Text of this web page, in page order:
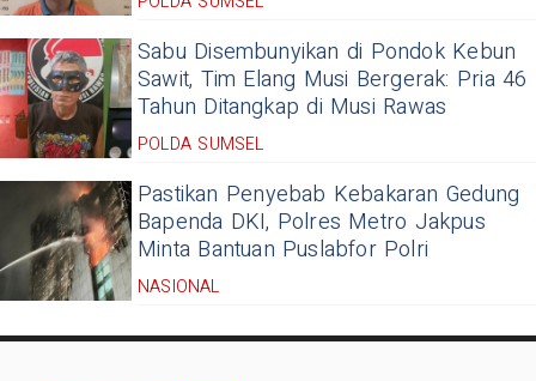
Sabu Disembunyikan di Pondok Kebun
Sawit, Tim Elang Musi Bergerak: Pria 46
Tahun Ditangkap di Musi Rawas
POLDA SUMSEL
Pastikan Penyebab Kebakaran Gedung
Bapenda DKI, Polres Metro Jakpus
Minta Bantuan Puslabfor Polri
NASIONAL